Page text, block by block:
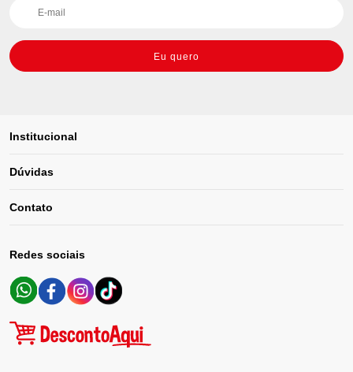
Eu quero
Institucional
Dúvidas
Contato
Redes sociais